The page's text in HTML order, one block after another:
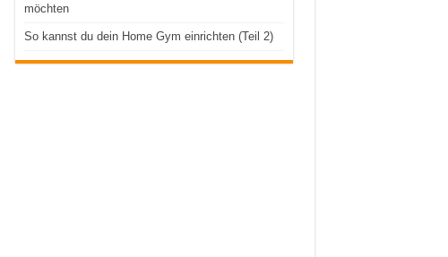
möchten
So kannst du dein Home Gym einrichten (Teil 2)